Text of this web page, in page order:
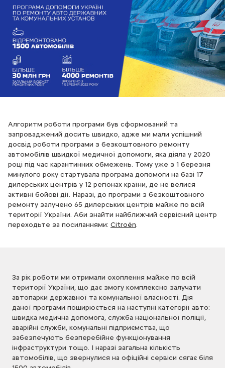
Алгоритм роботи програми був сформований та
запроваджений досить швидко, адже ми мали успішний
досвід роботи програми з безкоштовного ремонту
автомобілів швидкої медичної допомоги, яка діяла у 2020
році під час карантинних обмежень. Тому уже з 1 березня
минулого року стартувала програма допомоги на базі 17
дилерських центрів у 12 регіонах країни, де не велися
активні бойові дії. Наразі, до програми з безкоштовного
ремонту залучено 65 дилерських центрів майже по всій
території України. Аби знайти найближчий сервісний центр
переходьте за посиланнями: Citroёn.
За рік роботи ми отримали охоплення майже по всій
території України, що дає змогу комплексно залучати
автопарки державної та комунальної власності. Дія
даної програми поширюється на наступні категорії авто:
швидка медична допомога, служба національної поліції,
аварійні служби, комунальні підприємства, що
забезпечують безперебійне функціонування
інфраструктури тощо. І наразі загальна кількість
автомобілів, що звернулися на офіційні сервіси сягає біля